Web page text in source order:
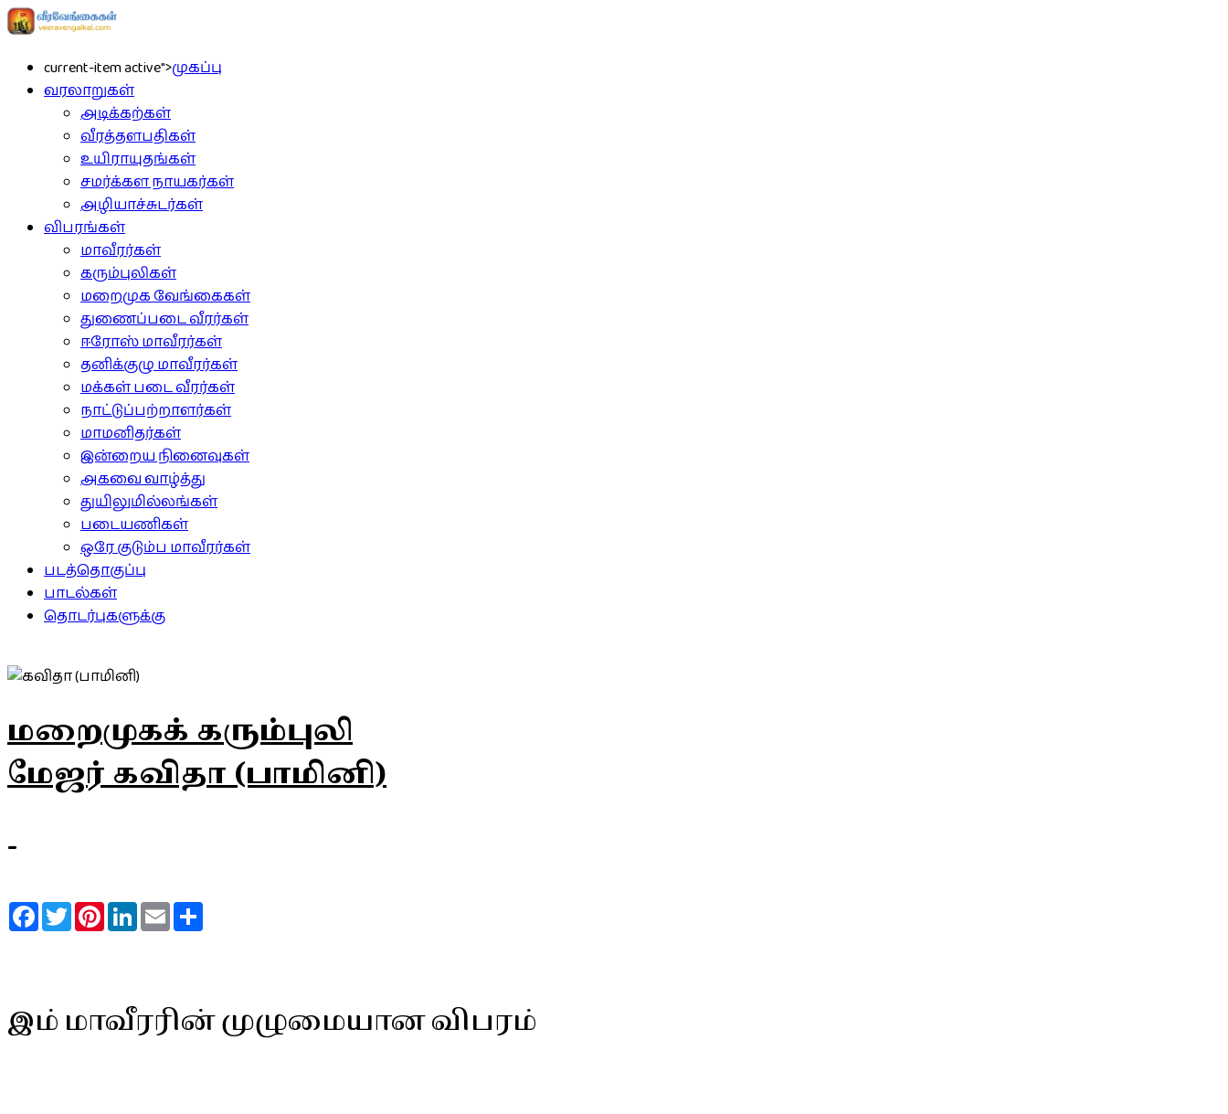
current-item active">முகப்பு
வரலாறுகள்
அடிக்கற்கள்
வீரத்தளபதிகள்
உயிராயுதங்கள்
சமர்க்கள நாயகர்கள்
அழியாச்சுடர்கள்
விபரங்கள்
மாவீரர்கள்
கரும்புலிகள்
மறைமுக வேங்கைகள்
துணைப்படை வீரர்கள்
ஈரோஸ் மாவீரர்கள்
தனிக்குழு மாவீரர்கள்
மக்கள் படை வீரர்கள்
நாட்டுப்பற்றாளர்கள்
மாமனிதர்கள்
இன்றைய நினைவுகள்
அகவை வாழ்த்து
துயிலுமில்லங்கள்
படையணிகள்
ஒரே குடும்ப மாவீரர்கள்
படத்தொகுப்பு
பாடல்கள்
தொடர்புகளுக்கு
மறைமுகக் கரும்புலி
மேஜர் கவிதா (பாமினி)
-
FacebookTwitterPinterestLinkedInEmail
இம் மாவீரரின் முழுமையான விபரம்